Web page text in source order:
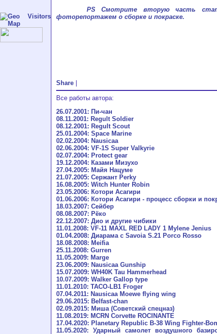
PS Смотрите вторую часть
фоторепортажем о сборке и покраске.
Share
Все работы автора:
26.07.2001: Пи-чан
08.11.2001: Regult Soldier
08.12.2001: Regult Scout
25.01.2004: Space Marine
02.02.2004: Nausicaa
02.06.2004: VF-1S Super Valkyrie
02.07.2004: Protect gear
19.12.2004: Казами Мизухо
27.04.2005: Майя Нацуме
21.07.2005: Сержант Perky
16.08.2005: Witch Hunter Robin
23.05.2006: Котори Асагири
01.06.2006: Котори Асагири - процесс сборки и
18.03.2007: Сейбер
08.08.2007: Рёко
22.12.2007: Дио и другие чибики
11.01.2008: VF-11 MAXL RED LADY 1 Mylene Jenius
01.04.2008: Диарама с Savoia S.21 Porco Rosso
18.08.2008: Meifia
25.11.2008: Gurren
11.05.2009: Marge
23.06.2009: Nausicaa Gunship
15.07.2009: WH40K Tau Hammerhead
10.07.2009: Walker Gallop type
11.01.2010: TACO-LB1 Froger
07.04.2011: Nausicaa Moewe flying wing
29.06.2015: Belfast-chan
02.09.2015: Миша (Советский спецназ)
11.08.2019: MCRN Corvette ROCINANTE
17.04.2020: Planetary Republic B-38 Wing Fighter-
11.05.2020: Ударный самолет воздушного